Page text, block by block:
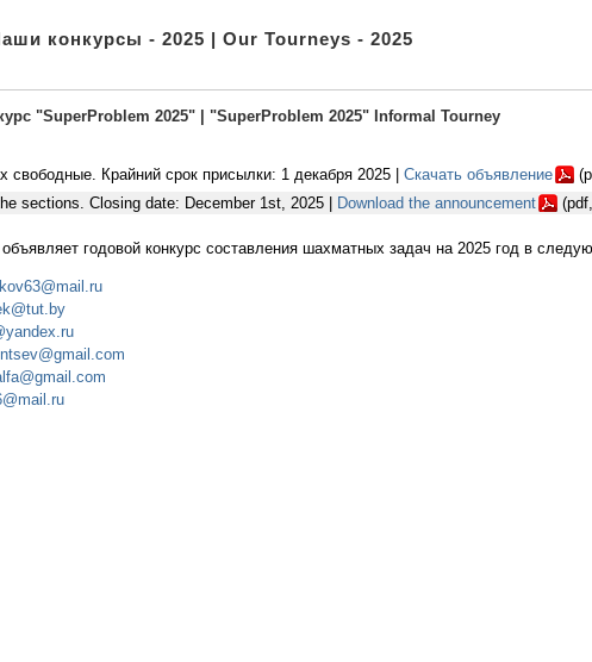
конкурсы - 2025 | Our Tourneys - 2025
"SuperProblem 2025" | "SuperProblem 2025" Informal Tourney
Крайний срок присылки: 1 декабря 2025 | Скачать объявление
sections. Closing date: December 1st, 2025 |
Download the announcement
объявляет годовой конкурс составления шахматных задач на 2025 год в